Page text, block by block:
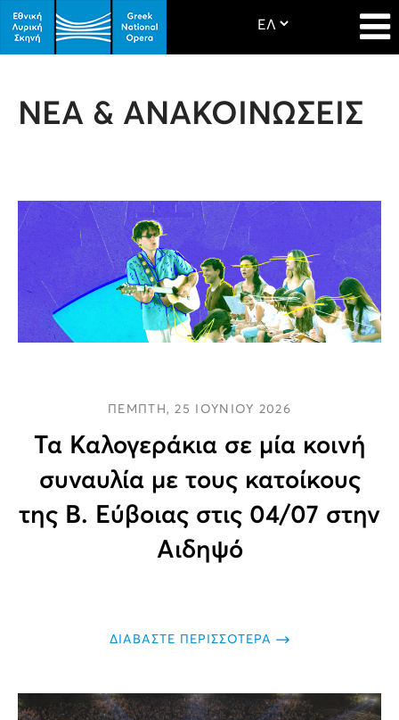
ΝΕΑ & ΑΝΑΚΟΙΝΩΣΕΙΣ
ΠΕΜΠΤΗ, 25 ΙΟΥΝΙΟΥ 2026
Τα Καλογεράκια σε μία κοινή
συναυλία με τους κατοίκους
της Β. Εύβοιας στις 04/07 στην
Αιδηψό
ΔΙΑΒΑΣΤΕ ΠΕΡΙΣΣΟΤΕΡΑ